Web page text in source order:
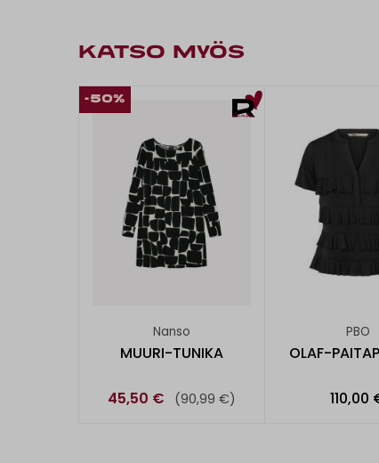
KATSO MYÖS
-50%
Nanso
MUURI-TUNIKA
45,50 € (90,99 €)
PBO
OLAF-
110,00